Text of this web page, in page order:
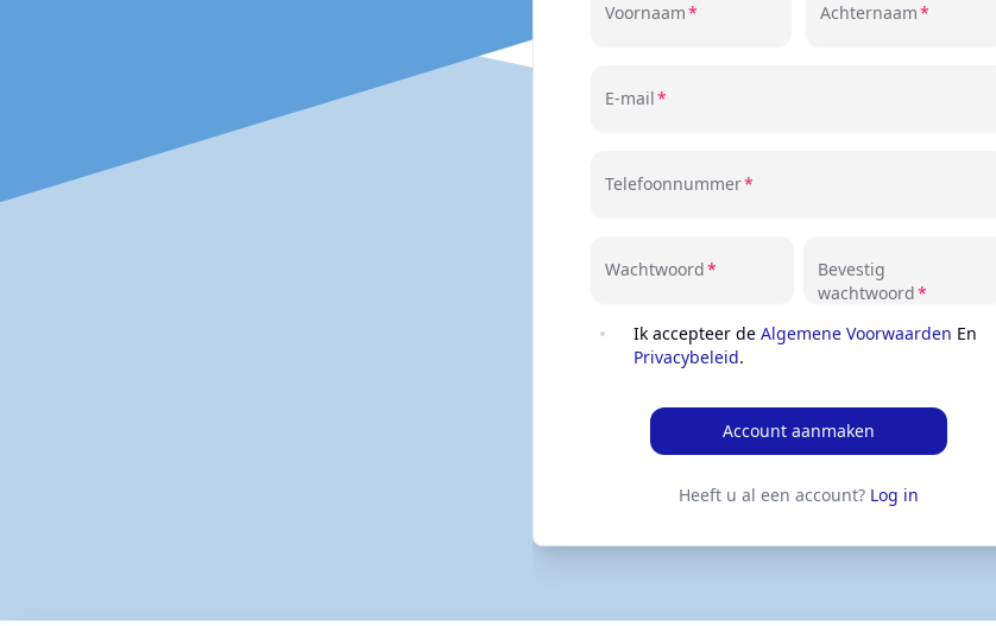
Voornaam Achternaam
E-mail
Telefoonnummer
Wachtwoord
Bevestig
wachtwoord
Ik accepteer de Algemene Voorwaarden En
Privacybeleid.
Account aanmaken
Heeft u al een account? Log in